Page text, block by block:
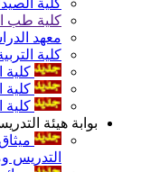
كلية طب
معهد
كلية
كلية
كلية
كلية
بوابة هيئة
التدريس